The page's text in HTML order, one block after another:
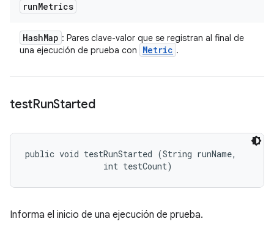
runMetrics
HashMap : Pares clave-valor que se registran al final de
una ejecución de prueba con
Metric .
testRunStarted
public void testRunStarted (String runName,
                int testCount)
Informa el inicio de una ejecución de prueba.